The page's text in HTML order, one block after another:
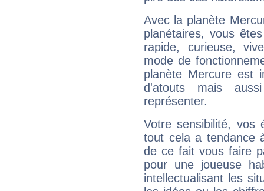
Avec la planète
planétaires, vous
rapide, curieuse,
mode de
planète Mercure est
d'atouts mais
représenter.
Votre sensibilité,
tout cela a tendance
de ce fait vous faire
pour une joueuse
intellectualisant les